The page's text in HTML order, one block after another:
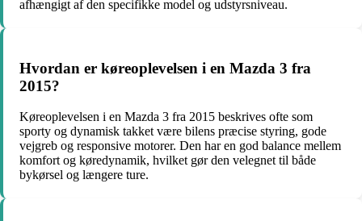
afhængigt af den specifikke model og udstyrsniveau.
Hvordan er køreoplevelsen i en Mazda 3 fra
2015?
Køreoplevelsen i en Mazda 3 fra 2015 beskrives ofte som
sporty og dynamisk takket være bilens præcise styring, gode
vejgreb og responsive motorer. Den har en god balance mellem
komfort og køredynamik, hvilket gør den velegnet til både
bykørsel og længere ture.